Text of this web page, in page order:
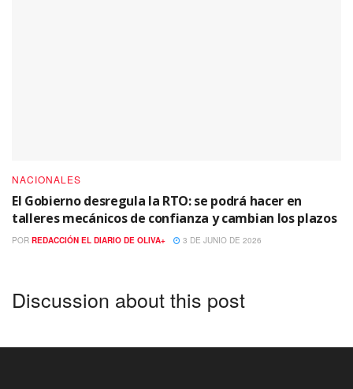
NACIONALES
El Gobierno desregula la RTO: se podrá hacer en
talleres mecánicos de confianza y cambian los plazos
POR REDACCIÓN EL DIARIO DE OLIVA+ 3 DE JUNIO DE 2026
Discussion about this post